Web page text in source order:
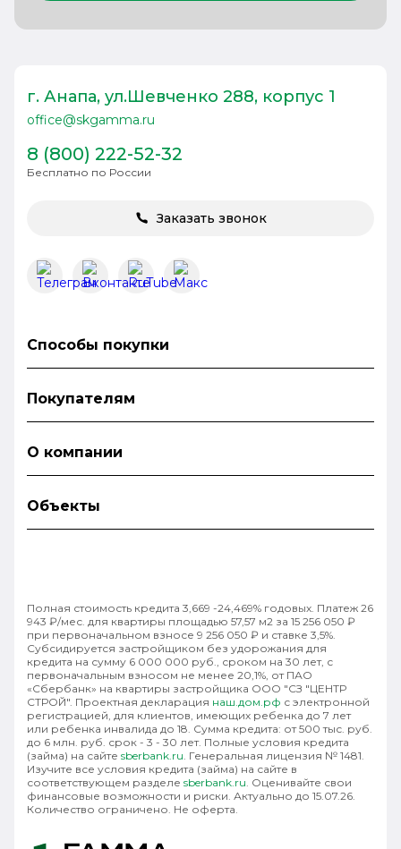
г. Анапа, ул.Шевченко 288, корпус 1
office@skgamma.ru
8 (800) 222-52-32
Бесплатно по России
Заказать звонок
Способы покупки
Покупателям
О компании
Объекты
Полная стоимость кредита 3,669 -24,469% годовых. Платеж 26
943 ₽/мес. для квартиры площадью 57,57 м2 за 15 256 050 ₽
при первоначальном взносе 9 256 050 ₽ и ставке 3,5%.
Субсидируется застройщиком без удорожания для
кредита на сумму 6 000 000 руб., сроком на 30 лет, с
первоначальным взносом не менее 20,1%, от ПАО
«Сбербанк» на квартиры застройщика ООО "СЗ "ЦЕНТР
СТРОЙ". Проектная декларация наш.дом.рф с электронной
регистрацией, для клиентов, имеющих ребенка до 7 лет
или ребенка инвалида до 18. Сумма кредита: от 500 тыс. руб.
до 6 млн. руб. срок - 3 - 30 лет. Полные условия кредита
(займа) на сайте sberbank.ru. Генеральная лицензия № 1481.
Изучите все условия кредита (займа) на сайте в
соответствующем разделе sberbank.ru. Оценивайте свои
финансовые возможности и риски. Актуально до 15.07.26.
Количество ограничено. Не оферта.